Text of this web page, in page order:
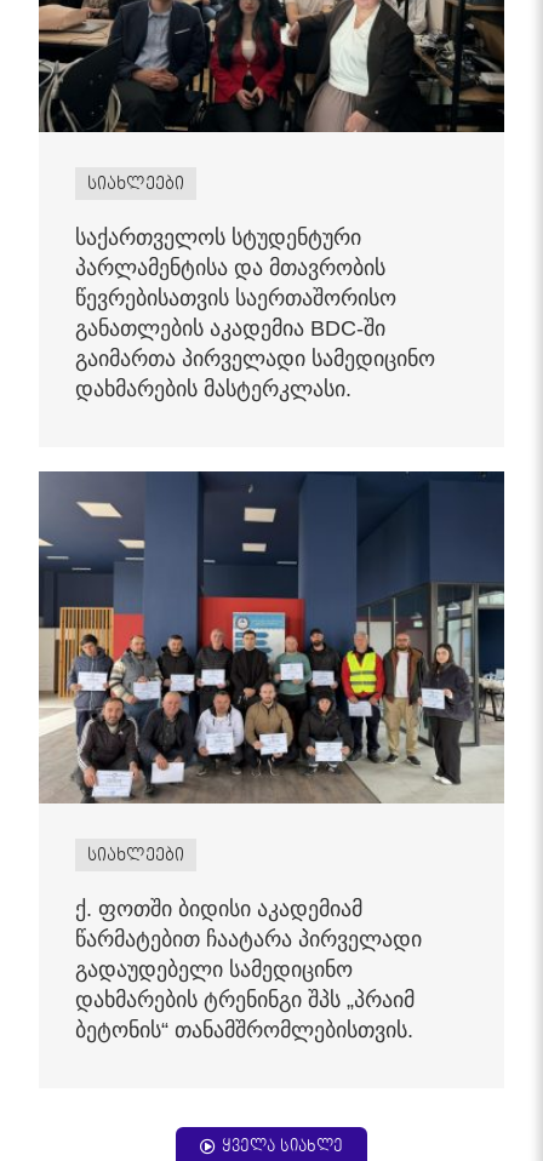
სიახლეები
საქართველოს სტუდენტური
პარლამენტისა და მთავრობის
წევრებისათვის საერთაშორისო
განათლების აკადემია BDC-ში
გაიმართა პირველადი სამედიცინო
დახმარების მასტერკლასი.
სიახლეები
ქ. ფოთში ბიდისი აკადემიამ
წარმატებით ჩაატარა პირველადი
გადაუდებელი სამედიცინო
დახმარების ტრენინგი შპს „პრაიმ
ბეტონის“ თანამშრომლებისთვის.
ყველა სიახლე